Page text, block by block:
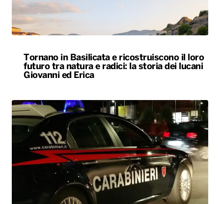
Tornano in Basilicata e ricostruiscono il loro
futuro tra natura e radici: la storia dei lucani
Giovanni ed Erica